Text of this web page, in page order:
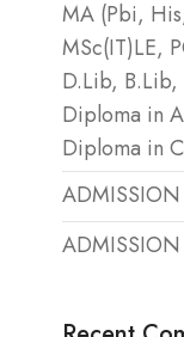
MA (Pbi,
MSc(IT)LE,
D.Lib,
Diploma in
Diploma in